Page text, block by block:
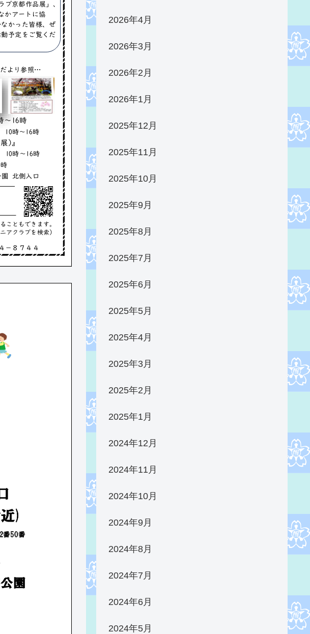
2026年4月
2026年3月
2026年2月
2026年1月
2025年12月
2025年11月
2025年10月
2025年9月
2025年8月
2025年7月
2025年6月
2025年5月
2025年4月
2025年3月
2025年2月
2025年1月
2024年12月
2024年11月
2024年10月
2024年9月
2024年8月
2024年7月
2024年6月
2024年5月